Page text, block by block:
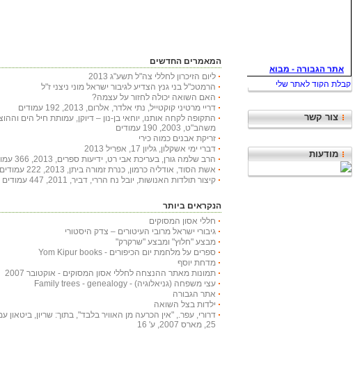
צור קשר
מודעות
המאמרים החדשים
ליום הזיכרון לחללי צה"ל תשע"ג 2013
הרמטכ"ל בני גנץ הצדיע לגיבור ישראל מוני ניצני ז"ל
האם השואה יכולה לחזור על עצמה?
דריי מרטיני קוקטייל, נתי אלדר, אלרום, 2013, 192 עמודים
התקופה לקחה אותנו, יוחאי בן-נון – דיוקן, עמותת חיל הים
משהב"ט, 2003, 190 עמודים
זריקת אבנים כמוה כירי
דברי ימי אשקלון, גליון 17, אפריל 2013
הרב שלמה גורן, בעריכת אבי רט, ידיעות ספרים, 2013, 366 עמודים
אשת הסוד, אודליה כרמון, כנרת זמורה ביתן, 2013, 222 עמודים
קיצור תולדות האנושות, יובל נח הררי, דביר, 2011, 447 עמודים
הנקראים ביותר
חללי אסון המסוקים
גיבורי ישראל מרובי העיטורים – צדק היסטורי
מבצע "חלוץ" ומבצע "שרקרק"
ספרים על מלחמת יום הכיפורים - Yom Kipur books
מדחת יוסף
תמונות מאתר ההנצחה לחללי אסון המסוקים - אוקטובר 2007
עצי משפחה (גניאלוגיה) - Family trees - genealogy
אתר הגבורה
ילדות בצל השואה
דרורי, עפר., "אין הכרעה מן האוויר בלבד", בתוך: שריון, ביטאון
25, מארס 2007, ע' 16